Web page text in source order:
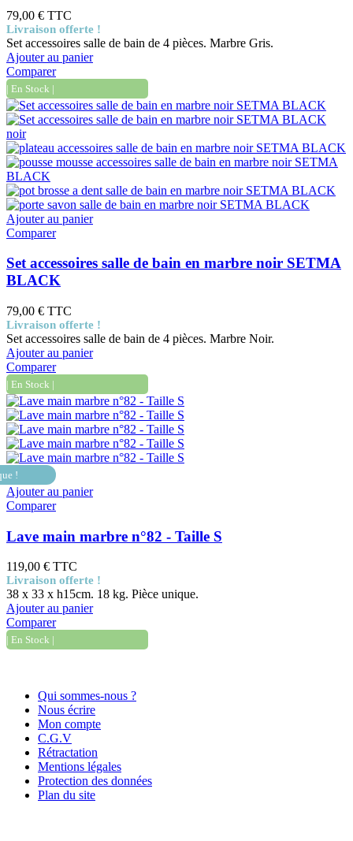
79,00 € TTC
Livraison offerte !
Set accessoires salle de bain de 4 pièces. Marbre Gris.
Ajouter au panier
Comparer
| En Stock |
Ajouter au panier
Comparer
Set accessoires salle de bain en marbre noir SETMA
BLACK
79,00 € TTC
Livraison offerte !
Set accessoires salle de bain de 4 pièces. Marbre Noir.
Ajouter au panier
Comparer
| En Stock |
!
Ajouter au panier
Comparer
Lave main marbre n°82 - Taille S
119,00 € TTC
Livraison offerte !
38 x 33 x h15cm. 18 kg. Pièce unique.
Ajouter au panier
Comparer
| En Stock |
Qui sommes-nous ?
Nous écrire
Mon compte
C.G.V
Rétractation
Mentions légales
Protection des données
Plan du site